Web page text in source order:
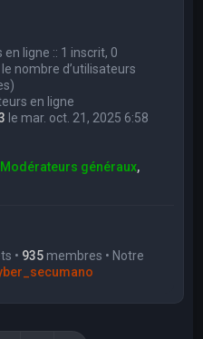
ligne :: 1 inscrit, 0
nombre d’utilisateurs
en ligne
le mar. oct. 21, 2025 6:58
Modérateurs généraux,
• 935 membres • Notre